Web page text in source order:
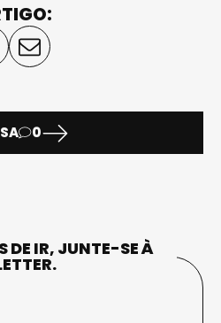
0
DE IR, JUNTE-SE À